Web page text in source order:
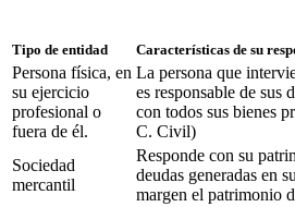
Tipo de entidad Características de su
Persona física, en
su ejercicio
profesional o
fuera de él.
La persona que
es responsable de sus
con todos sus bienes
C. Civil)
Sociedad
mercantil
Responde con su
deudas generadas en
margen el patrimonio